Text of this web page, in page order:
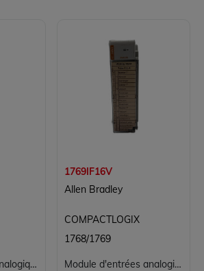
Module d'entrée analogique Allen-Bradley 1734-IE2V POINT I/O
1769IF16V
Allen Bradley
COMPACTLOGIX
1768/1769
Module d'entrées analogiques tension Allen-Bradley 1769-IF16V, 16 canaux, CompactLogix